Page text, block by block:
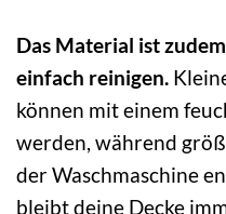
Das Material ist
einfach reinigen.
können mit einem
werden, während
der Waschmaschine
bleibt deine Decke